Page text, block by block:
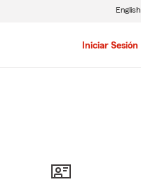
Iniciar Sesión
English